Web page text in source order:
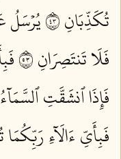
تُكَذِّبَانِ ٣٤
يُرۡسَلُ
فَلَا تَنتَصِرَانِ ٣٥
فَإِذَا ٱنشَقَّتِ
فَبِأَيِّ ءَالَآءِ رَبِّكُمَا